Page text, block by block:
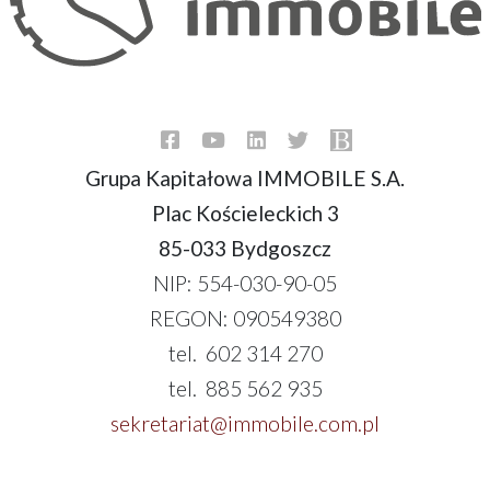
Grupa Kapitałowa IMMOBILE S.A.
Plac Kościeleckich 3
85-033 Bydgoszcz
NIP: 554-030-90-05
REGON: 090549380
tel. 602 314 270
tel. 885 562 935
sekretariat@immobile.com.pl